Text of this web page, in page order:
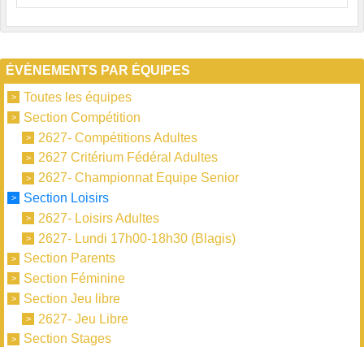
ÉVÉNEMENTS PAR ÉQUIPES
Toutes les équipes
Section Compétition
2627- Compétitions Adultes
2627 Critérium Fédéral Adultes
2627- Championnat Equipe Senior
Section Loisirs
2627- Loisirs Adultes
2627- Lundi 17h00-18h30 (Blagis)
Section Parents
Section Féminine
Section Jeu libre
2627- Jeu Libre
Section Stages